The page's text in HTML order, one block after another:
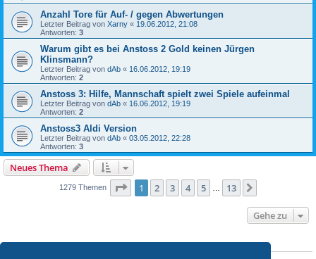
Anzahl Tore für Auf- / gegen Abwertungen
Letzter Beitrag von Xarny « 19.06.2012, 21:08
Antworten: 3
Warum gibt es bei Anstoss 2 Gold keinen Jürgen
Klinsmann?
Letzter Beitrag von dAb « 16.06.2012, 19:19
Antworten: 2
Anstoss 3: Hilfe, Mannschaft spielt zwei Spiele aufeinmal
Letzter Beitrag von dAb « 16.06.2012, 19:19
Antworten: 2
Anstoss3 Aldi Version
Letzter Beitrag von dAb « 03.05.2012, 22:28
Antworten: 3
Neues Thema
1279 Themen Seite 1von 13
1 2 3 4 5 13
Gehe zu